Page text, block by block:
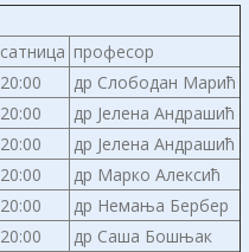
сатница професор
20:00
др Слободан Марић
20:00
др Јелена Андрашић
20:00
др Јелена Андрашић
20:00
др Марко Алексић
20:00
др Немања Бербер
20:00
др Саша Бошњак